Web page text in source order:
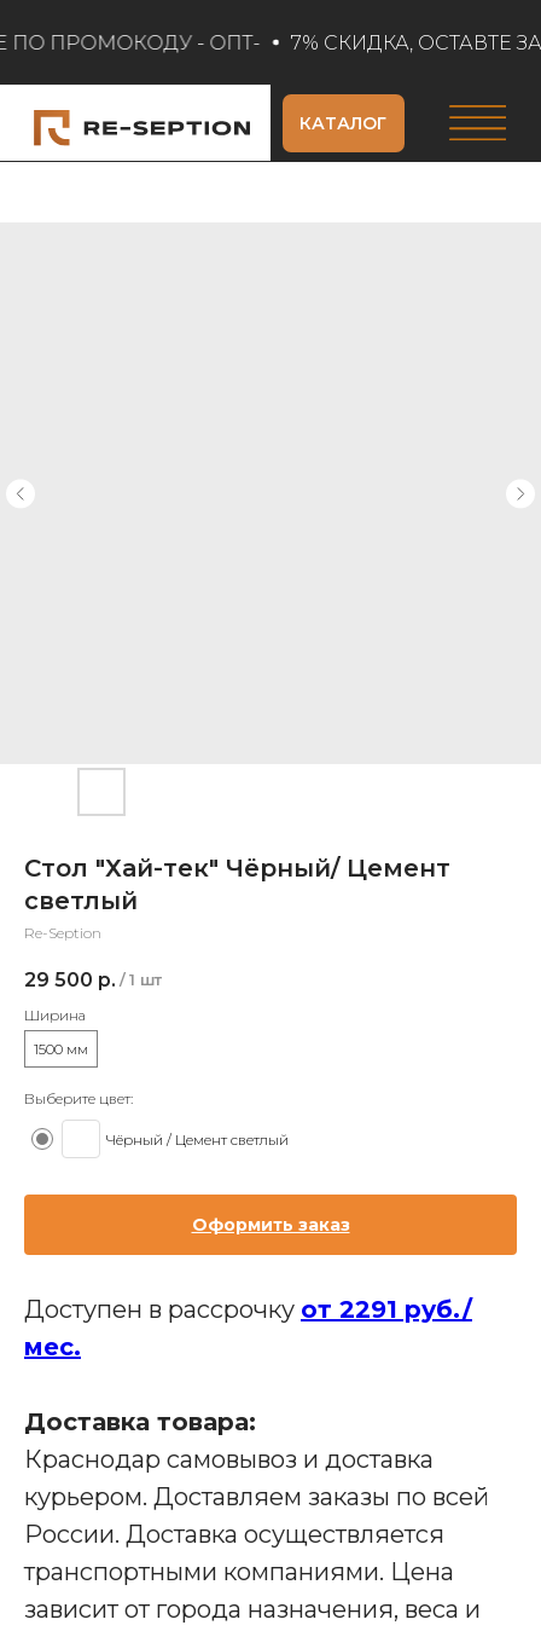
ПО ПРОМОКОДУ - ОПТ- 7% СКИДКА, ОСТАВТЕ
КАТАЛОГ
Стол "Хай-тек" Чёрный/ Цемент
светлый
Re-Seption
29 500 р. / 1 шт
Ширина
1500 мм
Выберите цвет:
Чёрный / Цемент светлый
Оформить заказ
Доступен в рассрочку от 2291 руб./
мес.
Доставка товара:
Краснодар самовывоз и доставка
курьером. Доставляем заказы по всей
России. Доставка осуществляется
транспортными компаниями. Цена
зависит от города назначения, веса и
Производство мебели для бизнеса